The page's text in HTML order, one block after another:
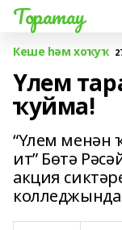
Торатау
Кеше һәм хоҡуҡ
Үлем
ҡуйма!
“Үлем менән
ит” Бөтә
акция
колледжында